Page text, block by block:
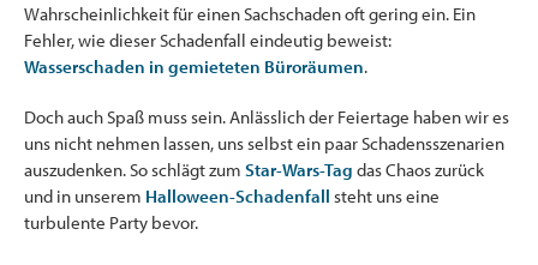
Wahrscheinlichkeit für einen Sachschaden oft gering ein. Ein
Fehler, wie dieser Schadenfall eindeutig beweist:
Wasserschaden in gemieteten Büroräumen.
Doch auch Spaß muss sein. Anlässlich der Feiertage haben wir es
uns nicht nehmen lassen, uns selbst ein paar Schadensszenarien
auszudenken. So schlägt zum Star-Wars-Tag das Chaos zurück
und in unserem Halloween-Schadenfall steht uns eine
turbulente Party bevor.